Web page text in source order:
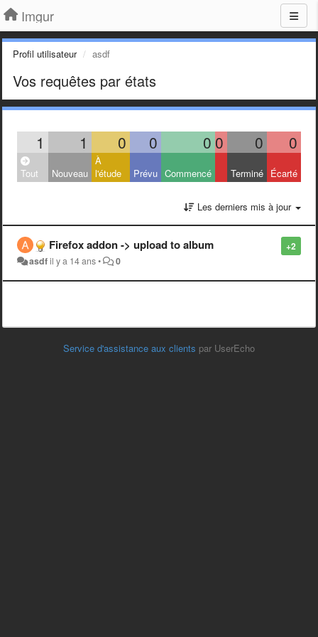
Imgur
Profil utilisateur asdf
Vos requêtes par états
1 1 0 0 0 0 0 0
Tout Nouveau
À
l'étude
Prévu Commencé Terminé Écarté
Les derniers mis à jour
+2
Firefox addon -> upload to album
asdfil y a 14 ans• 0
Service d'assistance aux clients par UserEcho